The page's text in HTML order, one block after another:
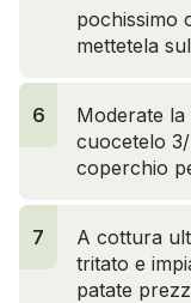
pochissimo
mettetela
Moderate la
cuocetelo
coperchio
1
1
6
6
7
A cottura
tritato e
patate